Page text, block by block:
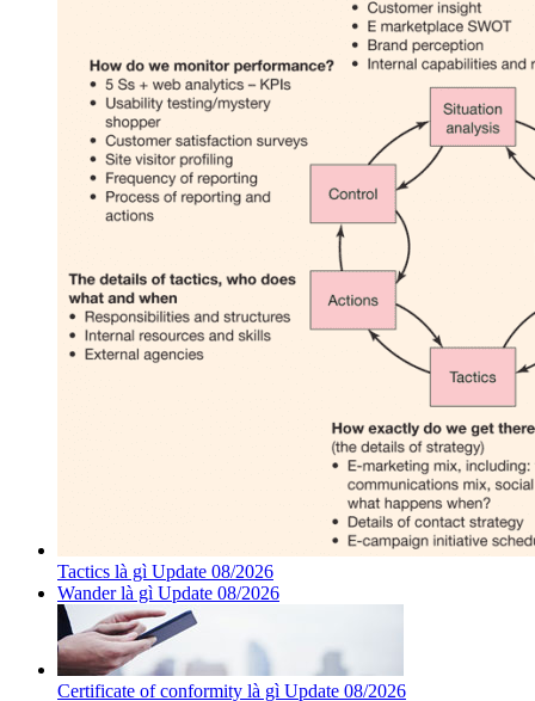
Tactics là gì Update 08/2026
Wander là gì Update 08/2026
Certificate of conformity là gì Update 08/2026